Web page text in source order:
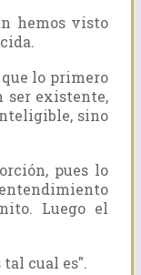
hemos visto
lo primero
ser existente,
sino
pues lo
Luego el
tal cual es".